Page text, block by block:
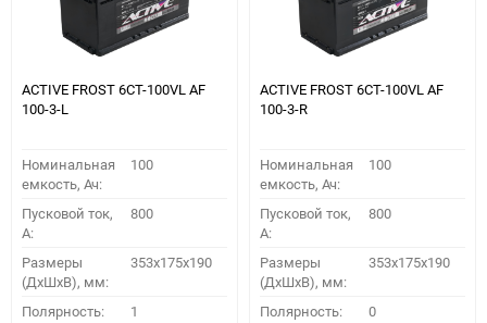
ПОДОБРАТЬ
90
ACTIVE FROST 6СТ-100VL АF
100-3-L
Номинальная
емкость, Ач:
100
Пусковой ток,
A:
800
Размеры
(ДхШхВ), мм:
353x175x190
Полярность: 1
ACTIVE FROST 6СТ-100VL АF
100-3-R
Номинальная
емкость, Ач:
100
Пусковой ток,
A:
800
Размеры
(ДхШхВ), мм:
353x175x190
Полярность: 0